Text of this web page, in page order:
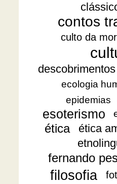
contos
culto da
ecologia
epidemias
esoterismo
ética
ética
fernando
filosofia